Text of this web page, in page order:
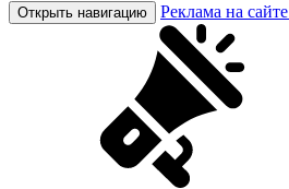
Открыть навигацию Реклама на сайте